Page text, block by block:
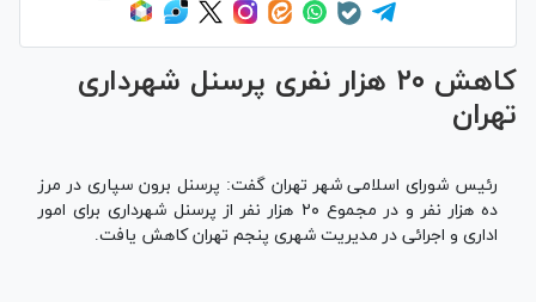
کاهش ۲۰ هزار نفری پرسنل شهرداری
تهران
رئیس شورای اسلامی شهر تهران گفت: پرسنل برون سپاری در مرز
ده هزار نفر و در مجموع ۲۰ هزار نفر از پرسنل شهرداری برای امور
اداری و اجرائی در مدیریت شهری پنجم تهران کاهش یافت.